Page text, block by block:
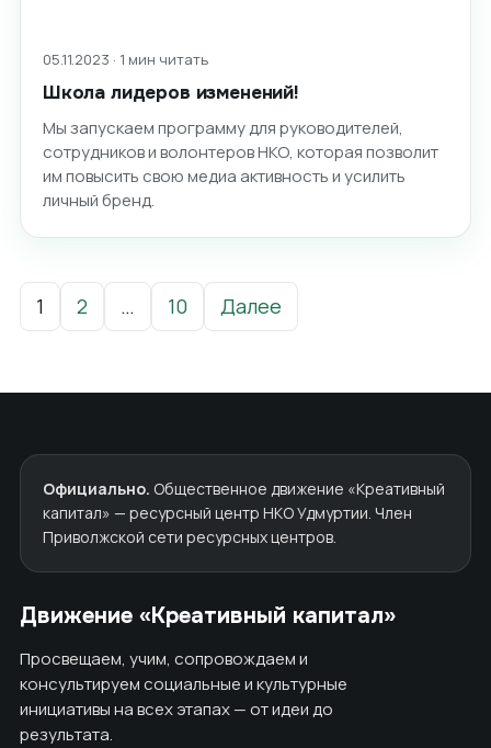
05.11.2023 · 1 мин читать
Школа лидеров изменений!
Мы запускаем программу для руководителей,
сотрудников и волонтеров НКО, которая позволит
им повысить свою медиа активность и усилить
личный бренд.
Пагинация записей
1 2 … 10 Далее
Официально. Общественное движение «Креативный
капитал» — ресурсный центр НКО Удмуртии. Член
Приволжской сети ресурсных центров.
Движение «Креативный капитал»
Просвещаем, учим, сопровождаем и
консультируем социальные и культурные
инициативы на всех этапах — от идеи до
результата.